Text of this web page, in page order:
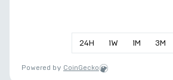
24H 1W 1M 3M
Powered by CoinGecko